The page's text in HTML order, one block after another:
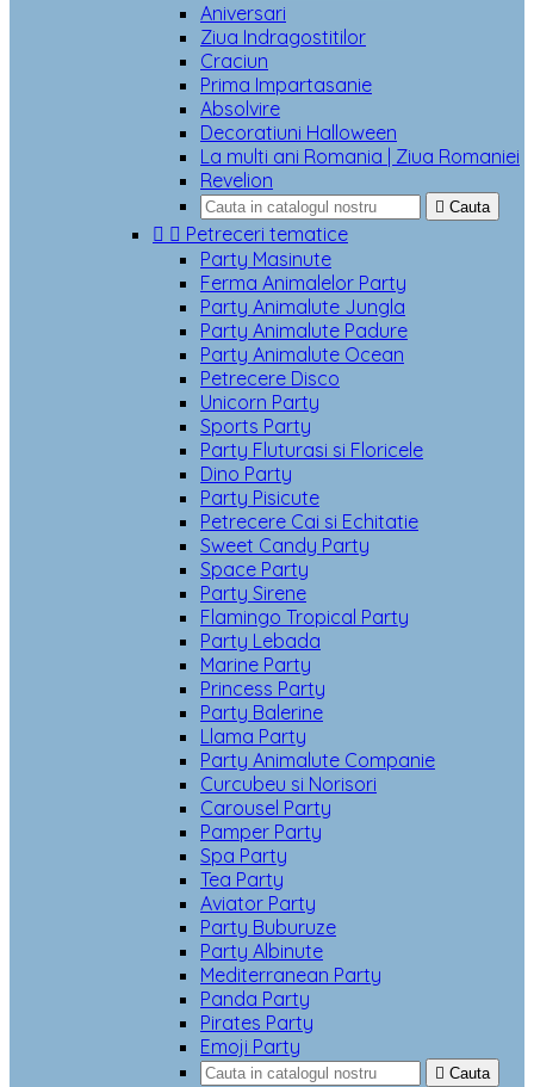
Aniversari
Ziua Indragostitilor
Craciun
Prima Impartasanie
Absolvire
Decoratiuni Halloween
La multi ani Romania | Ziua Romaniei
Revelion
 Cauta
  Petreceri tematice
Party Masinute
Ferma Animalelor Party
Party Animalute Jungla
Party Animalute Padure
Party Animalute Ocean
Petrecere Disco
Unicorn Party
Sports Party
Party Fluturasi si Floricele
Dino Party
Party Pisicute
Petrecere Cai si Echitatie
Sweet Candy Party
Space Party
Party Sirene
Flamingo Tropical Party
Party Lebada
Marine Party
Princess Party
Party Balerine
Llama Party
Party Animalute Companie
Curcubeu si Norisori
Carousel Party
Pamper Party
Spa Party
Tea Party
Aviator Party
Party Buburuze
Party Albinute
Mediterranean Party
Panda Party
Pirates Party
Emoji Party
 Cauta